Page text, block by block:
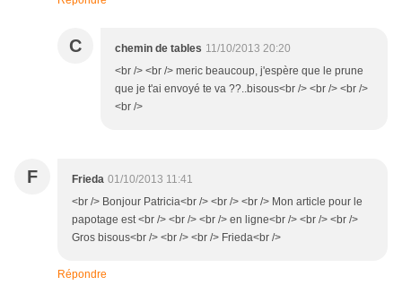
C chemin de tables 11/10/2013 20:20
<br /> <br /> meric beaucoup, j'espère que le prune
que je t'ai envoyé te va ??..bisous<br /> <br /> <br />
<br />
F Frieda 01/10/2013 11:41
<br /> Bonjour Patricia<br /> <br /> <br /> Mon article pour le
papotage est <br /> <br /> <br /> en ligne<br /> <br /> <br />
Gros bisous<br /> <br /> <br /> Frieda<br />
Répondre